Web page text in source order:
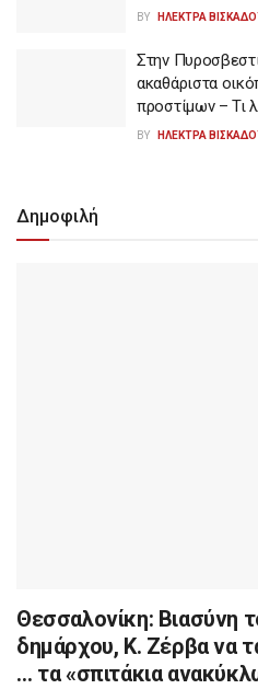
BY ΗΛΕΚΤΡΑ
Στην
ακαθάριστα
προστίμων – Τι
BY ΗΛΕΚΤΡΑ
Δημοφιλή
Θεσσαλονίκη: Βιασύνη
δημάρχου, Κ. Ζέρβα να
… τα «σπιτάκια